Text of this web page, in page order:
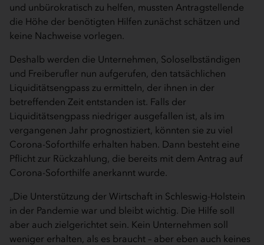
und unbürokratisch zu helfen, mussten Antragstellende
die Höhe der benötigten Hilfen zunächst schätzen und
keine Nachweise vorlegen.
Deshalb werden die Unternehmen, Soloselbständigen
und Freiberufler nun aufgerufen, den tatsächlichen
Liquiditätsengpass zu ermitteln, der ihnen in der
betreffenden Zeit entstanden ist. Falls der
Liquiditätsengpass niedriger ausgefallen ist, als im
vergangenen Jahr prognostiziert, könnten sie zu viel
Corona-Soforthilfe erhalten haben. Dann besteht eine
Pflicht zur Rückzahlung, die bereits mit dem Antrag auf
Corona-Soforthilfe anerkannt wurde.
„Die Unterstützung der Wirtschaft in Schleswig-Holstein
in der Pandemie war und bleibt wichtig. Die Hilfe soll
aber auch zielgerichtet sein. Kein Unternehmen soll
weniger erhalten, als es braucht – aber eben auch keines